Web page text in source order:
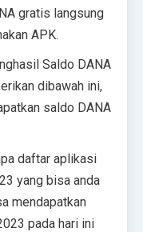
gratis langsung
APK.
Saldo DANA
dibawah ini,
saldo DANA
daftar aplikasi
yang bisa anda
mendapatkan
pada hari ini